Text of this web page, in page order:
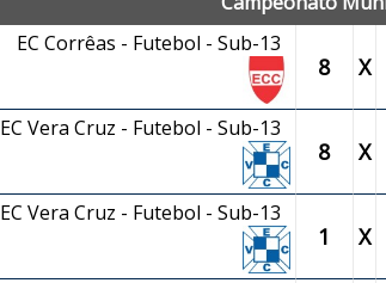
EC Corrêas - Futebol - Sub-13
8 X
EC Vera Cruz - Futebol - Sub-13
8 X
EC Vera Cruz - Futebol - Sub-13
1 X